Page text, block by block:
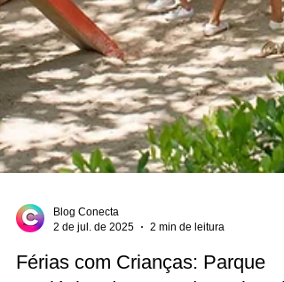
2 de jul. de 2025
2 min de leitura